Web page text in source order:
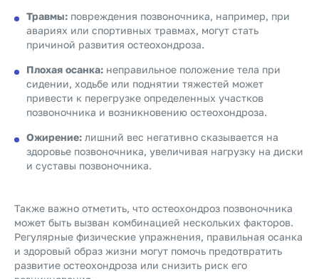
Травмы: повреждения позвоночника, например, при
авариях или спортивных травмах, могут стать
причиной развития остеохондроза.
Плохая осанка: неправильное положение тела при
сидении, ходьбе или поднятии тяжестей может
привести к перегрузке определенных участков
позвоночника и возникновению остеохондроза.
Ожирение: лишний вес негативно сказывается на
здоровье позвоночника, увеличивая нагрузку на диски
и суставы позвоночника.
Также важно отметить, что остеохондроз позвоночника
может быть вызван комбинацией нескольких факторов.
Регулярные физические упражнения, правильная осанка
и здоровый образ жизни могут помочь предотвратить
развитие остеохондроза или снизить риск его